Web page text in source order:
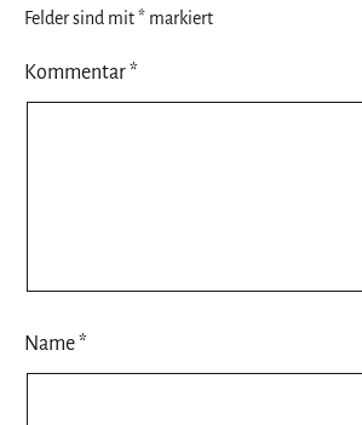
Felder sind mit* markiert
Kommentar*
Name*